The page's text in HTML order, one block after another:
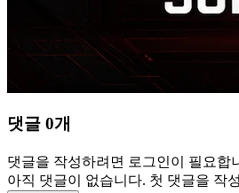
댓글 0개
댓글을 작성하려면 로그인이 필요합
아직 댓글이 없습니다. 첫 댓글을 작